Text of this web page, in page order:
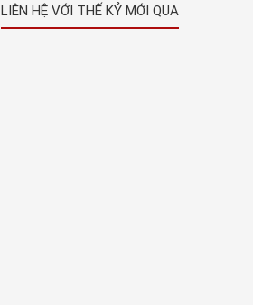
LIÊN HỆ VỚI THẾ KỶ MỚI QUA